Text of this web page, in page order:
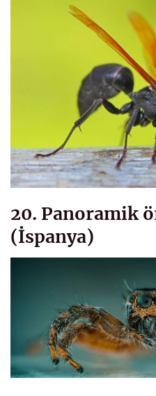
20. Panoramik
(İspanya)